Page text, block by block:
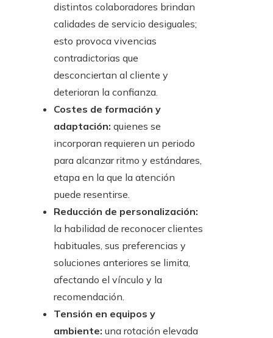
distintos colaboradores brindan
calidades de servicio desiguales;
esto provoca vivencias
contradictorias que
desconciertan al cliente y
deterioran la confianza.
Costes de formación y
adaptación: quienes se
incorporan requieren un periodo
para alcanzar ritmo y estándares,
etapa en la que la atención
puede resentirse.
Reducción de personalización:
la habilidad de reconocer clientes
habituales, sus preferencias y
soluciones anteriores se limita,
afectando el vínculo y la
recomendación.
Tensión en equipos y
ambiente: una rotación elevada